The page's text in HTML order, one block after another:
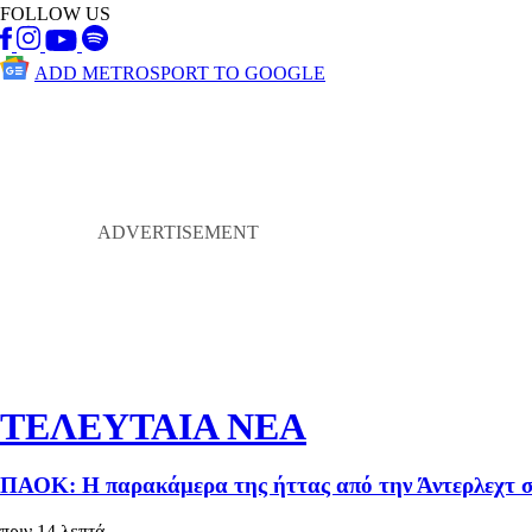
FOLLOW US
ADD METROSPORT TO GOOGLE
ΤΕΛΕΥΤΑΙΑ ΝΕΑ
ΠΑΟΚ: Η παρακάμερα της ήττας από την Άντερλεχτ